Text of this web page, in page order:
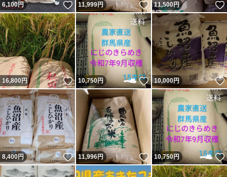
6,100円 いいね！
11,999円 いいね！
11,500円
16,800円 いいね！
10,750円 いいね！
10,000円
8,400円 いいね！
11,996円 いいね！
10,750円